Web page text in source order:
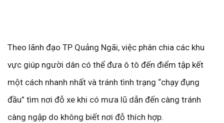
Theo lãnh đạo TP Quảng Ngãi, việc phân chia các khu
vực giúp người dân có thể đưa ô tô đến điểm tập kết
một cách nhanh nhất và tránh tình trạng “chạy đụng
đầu” tìm nơi đỗ xe khi có mưa lũ dẫn đến càng tránh
càng ngập do không biết nơi đỗ thích hợp.